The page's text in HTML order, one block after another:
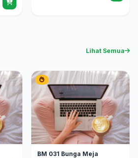
Lihat Semua
BM 031 Bunga Meja